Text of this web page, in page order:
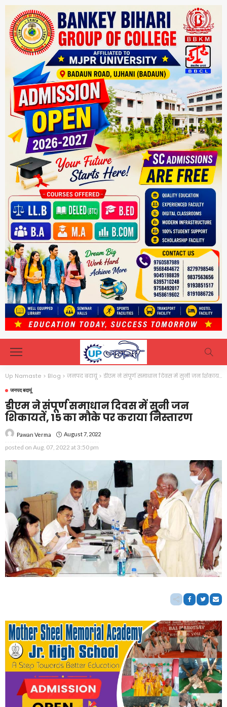
Up Namaste > Blog > जनपद बदायूं> डीएम ने संपूर्ण समाधान दिवस में सुनी जन शिकायतें, 15 का मौके पर कराया निस्तारण
जनपद बदायूं
डीएम ने संपूर्ण समाधान दिवस में सुनी जन
शिकायतें, 15 का मौके पर कराया निस्तारण
Pawan Verma August 7, 2022
posted on Aug. 07, 2022 at 3:50 pm